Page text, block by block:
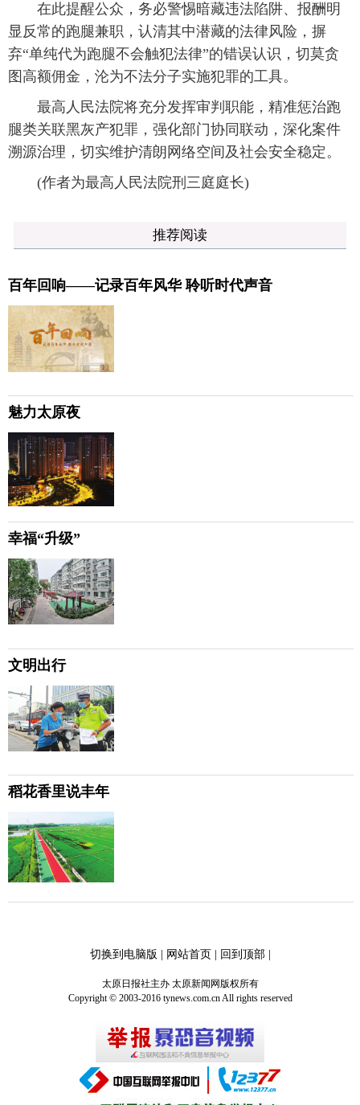
在此提醒公众，务必警惕暗藏违法陷阱、报酬明
显反常的跑腿兼职，认清其中潜藏的法律风险，摒
弃“单纯代为跑腿不会触犯法律”的错误认识，切莫贪
图高额佣金，沦为不法分子实施犯罪的工具。
最高人民法院将充分发挥审判职能，精准惩治跑
腿类关联黑灰产犯罪，强化部门协同联动，深化案件
溯源治理，切实维护清朗网络空间及社会安全稳定。
(作者为最高人民法院刑三庭庭长)
推荐阅读
百年回响——记录百年风华 聆听时代声音
魅力太原夜
幸福“升级”
文明出行
稻花香里说丰年
切换到电脑版 | 网站首页| 回到顶部|
太原日报社主办 太原新闻网版权所有
Copyright © 2003-2016 tynews.com.cn All rights reserved